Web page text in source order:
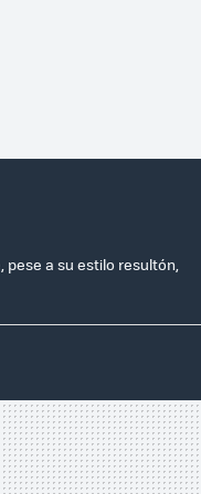
pese a su estilo resultón,